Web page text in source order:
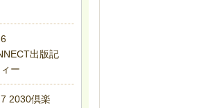
出版記
ー
2030倶楽